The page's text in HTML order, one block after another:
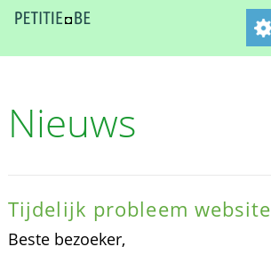
Nieuws
Tijdelijk probleem website
Beste bezoeker,